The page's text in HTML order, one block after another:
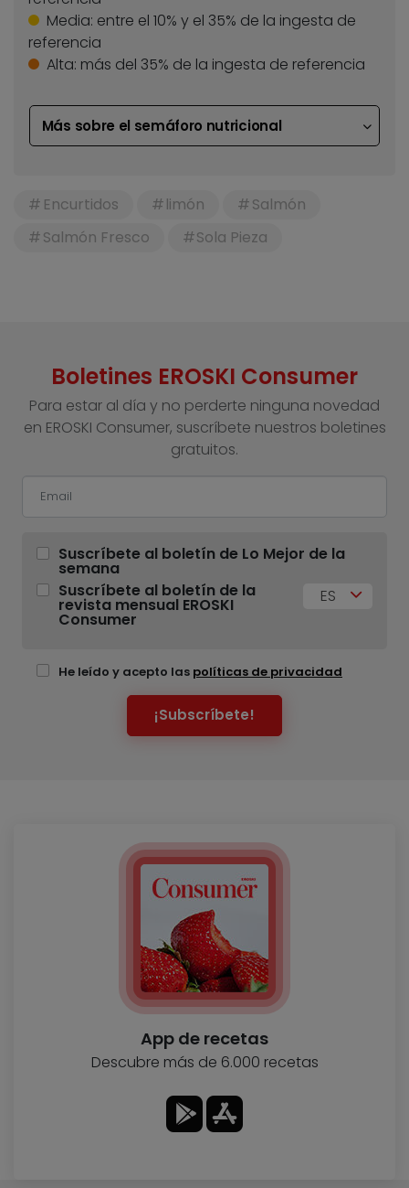
Media: entre el 10% y el 35% de la ingesta de
referencia
Alta: más del 35% de la ingesta de referencia
Más sobre el semáforo nutricional
Encurtidos limón
Salmón
Salmón Fresco
Sola Pieza
Boletines EROSKI Consumer
Para estar al día y no perderte ninguna novedad
en EROSKI Consumer, suscríbete nuestros boletines
gratuitos.
Suscríbete al boletín de Lo Mejor de la
semana
Suscríbete al boletín de la
revista mensual EROSKI
Consumer
ES
He leído y acepto las políticas de privacidad
¡Subscríbete!
App de recetas
Descubre más de 6.000 recetas